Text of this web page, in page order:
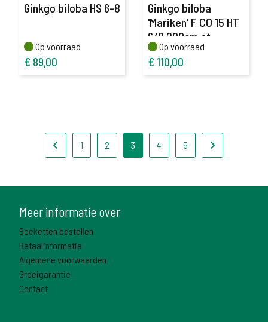
Ginkgo biloba HS 6-8
Op voorraad
Op voorraad
€ 89,00
Ginkgo biloba
'Mariken' F CO 15 HT
6/8 200cm.st.
Op voorraad
Op voorraad
€ 110,00
1 2 3 4 5
Meer informatie over
Boeketten bestellen
Betaalinformatie
Algemene voorwaarden
Groeigarantie
Contact